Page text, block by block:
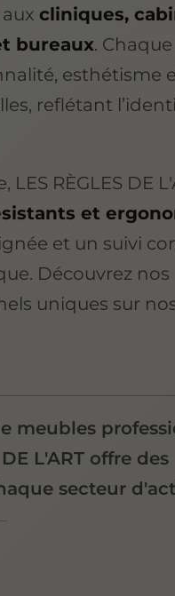
auxcliniques,
bureaux.
esthétisme
reflétant
RÈGLES DE
et
et un suivi
Découvrez nos
uniques sur
meubles
L'ART offre des
secteur